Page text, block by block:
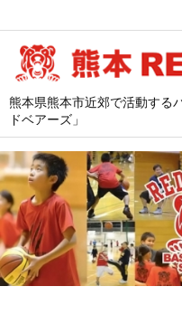
熊本県熊本市近郊で活動する
ドベアーズ」